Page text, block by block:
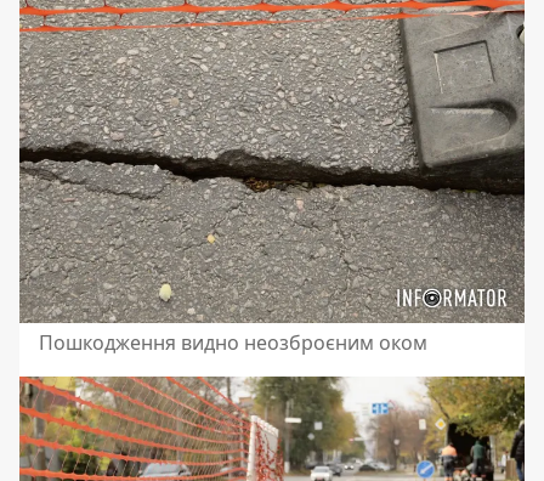
Пошкодження видно неозброєним оком